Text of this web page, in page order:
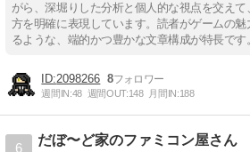
がら、深堀りした分析と個人的な視点を交え
方を明確に表現しています。読者がゲームの
るような、端的かつ豊かな文章構成が特長です
2098266 8
週間IN:48 週間OUT:148 月間IN:188
6
だぼ〜ど家のファミコン屋さん